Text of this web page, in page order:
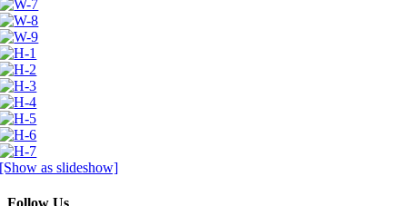
[Show as slideshow]
Follow Us